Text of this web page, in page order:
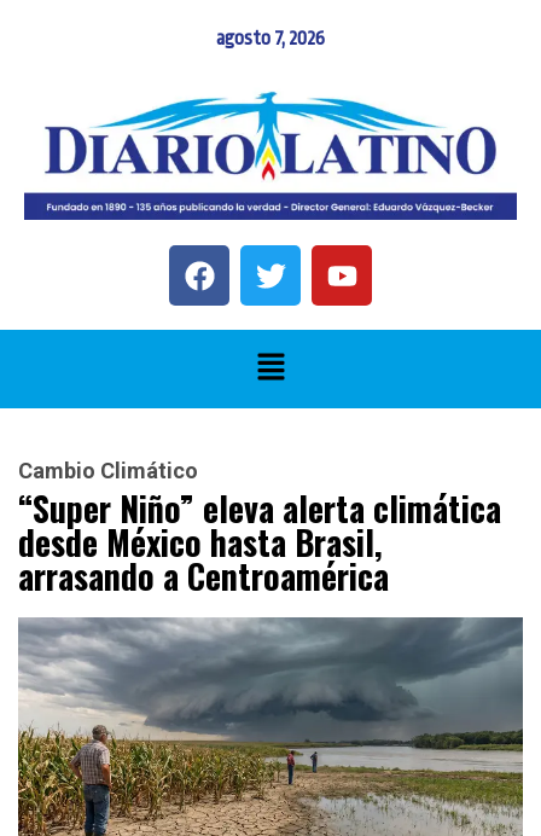
agosto 7, 2026
Cambio Climático
“Super Niño” eleva alerta climática
desde México hasta Brasil,
arrasando a Centroamérica